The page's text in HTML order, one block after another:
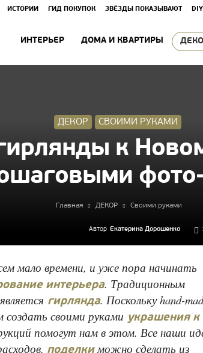
ИСТОРИИ ГИД ПОКУПОК ЗВЁЗДЫ ПОКАЗЫВАЮТ
ИНТЕРЬЕР ДОМА И КВАРТИРЫ
ДЕКОР СВОИМИ РУКАМИ
к
Главная ДЕКОР Своими руками
Автор Екатерина Дорошенко
мало времени, и уже пора начинать
интерьера. Традиционным
гирлянда. Поскольку hand-
создать своими руками украшения к
помогут нам в этом. Все наши
поделкиможно сделать из